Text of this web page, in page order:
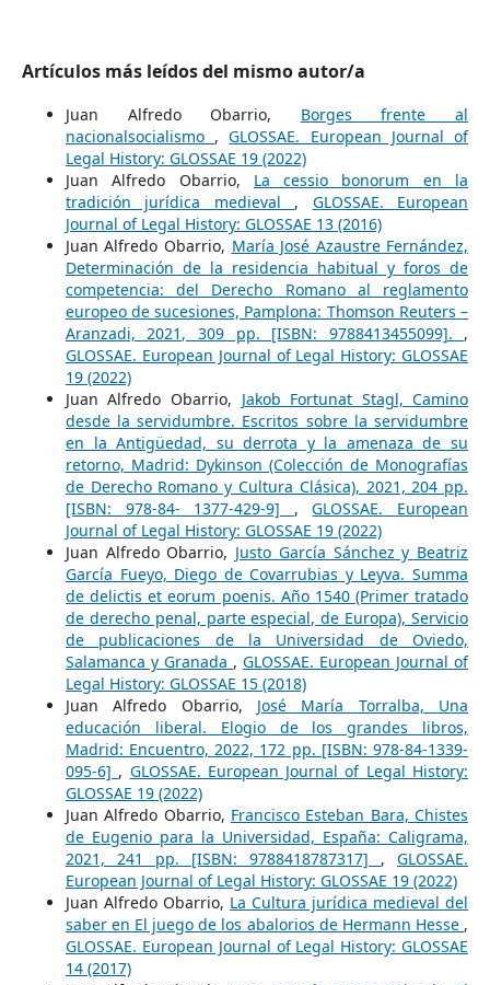
Artículos más leídos del mismo autor/a
Juan Alfredo Obarrio, Borges frente al
nacionalsocialismo ,GLOSSAE. European Journal of
Legal History: GLOSSAE 19 (2022)
Juan Alfredo Obarrio, La cessio bonorum en la
tradición jurídica medieval , GLOSSAE. European
Journal of Legal History: GLOSSAE 13 (2016)
Juan Alfredo Obarrio, María José Azaustre Fernández,
Determinación de la residencia habitual y foros de
competencia: del Derecho Romano al reglamento
europeo de sucesiones, Pamplona: Thomson Reuters –
Aranzadi, 2021, 309 pp. [ISBN: 9788413455099]. ,
GLOSSAE. European Journal of Legal History: GLOSSAE
19 (2022)
Juan Alfredo Obarrio, Jakob Fortunat Stagl, Camino
desde la servidumbre. Escritos sobre la servidumbre
en la Antigüedad, su derrota y la amenaza de su
retorno, Madrid: Dykinson (Colección de Monografías
de Derecho Romano y Cultura Clásica), 2021, 204 pp.
[ISBN: 978-84- 1377-429-9] ,GLOSSAE. European
Journal of Legal History: GLOSSAE 19 (2022)
Juan Alfredo Obarrio, Justo García Sánchez y Beatriz
García Fueyo, Diego de Covarrubias y Leyva. Summa
de delictis et eorum poenis. Año 1540 (Primer tratado
de derecho penal, parte especial, de Europa), Servicio
de publicaciones de la Universidad de Oviedo,
Salamanca y Granada ,GLOSSAE. European Journal of
Legal History: GLOSSAE 15 (2018)
Juan Alfredo Obarrio, José María Torralba, Una
educación liberal. Elogio de los grandes libros,
Madrid: Encuentro, 2022, 172 pp. [ISBN: 978-84-1339-
095-6] , GLOSSAE. European Journal of Legal History:
GLOSSAE 19 (2022)
Juan Alfredo Obarrio, Francisco Esteban Bara, Chistes
de Eugenio para la Universidad, España: Caligrama,
2021, 241 pp. [ISBN: 9788418787317] ,GLOSSAE.
European Journal of Legal History: GLOSSAE 19 (2022)
Juan Alfredo Obarrio, La Cultura jurídica medieval del
saber en El juego de los abalorios de Hermann Hesse ,
GLOSSAE. European Journal of Legal History: GLOSSAE
14 (2017)